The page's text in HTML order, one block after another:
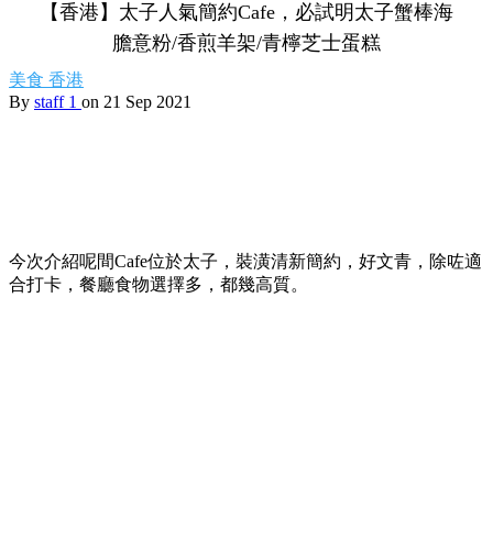
【香港】太子人氣簡約Cafe，必試明太子蟹棒海
膽意粉/香煎羊架/青檸芝士蛋糕
美食 香港
By staff 1 on 21 Sep 2021
今次介紹呢間Cafe位於太子，裝潢清新簡約，好文青，除咗適
合打卡，餐廳食物選擇多，都幾高質。